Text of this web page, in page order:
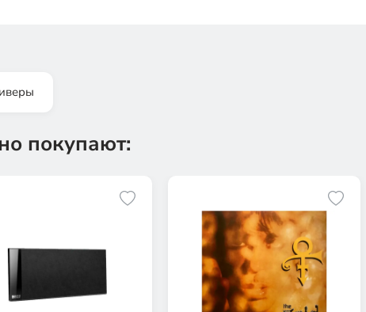
покупают: